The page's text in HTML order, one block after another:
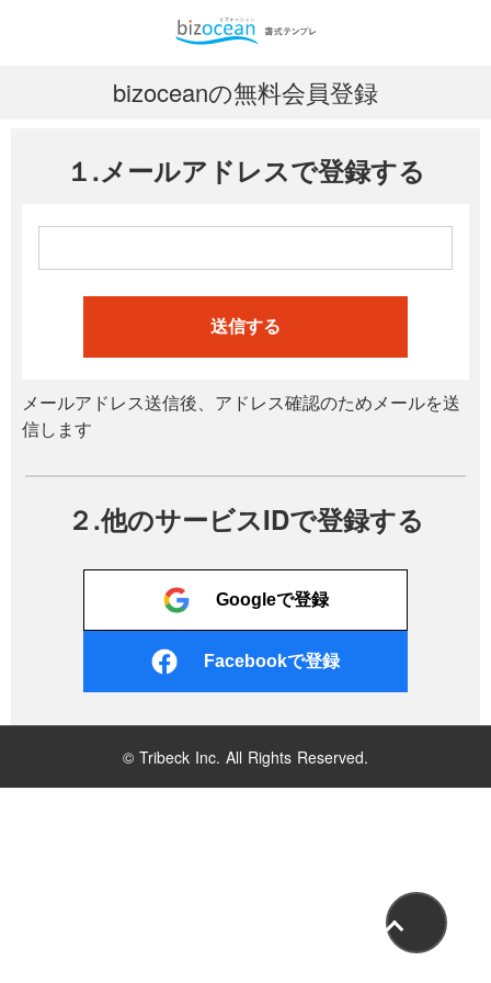
bizoceanの無料会員登録
１.メールアドレスで登録する
送信する
メールアドレス送信後、アドレス確認のためメールを送
信します
２.他のサービスIDで登録する
Googleで登録
Facebookで登録
© Tribeck Inc. All Rights Reserved.